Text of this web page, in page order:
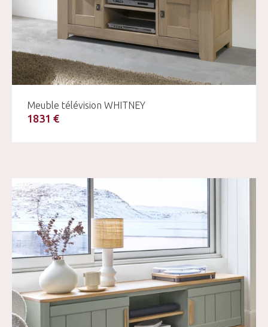
Meuble télévision WHITNEY
1831 €